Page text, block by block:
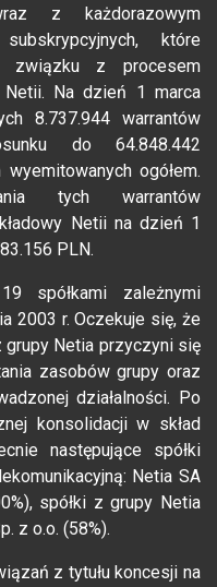
z każdorazowym
które
związku z procesem
Netii. Na dzień 1 marca
8.737.944 warrantów
do 64.848.442
ogółem.
tych warrantów
Netii na dzień 1
PLN.
spółkami zależnymi
2003 r. Oczekuje się, że
grupy Netia przyczyni się
zasobów grupy oraz
działalności. Po
konsolidacji w skład
następujące spółki
Netia SA
spółki z grupy Netia
z o.o. (58%).
z tytułu koncesji na